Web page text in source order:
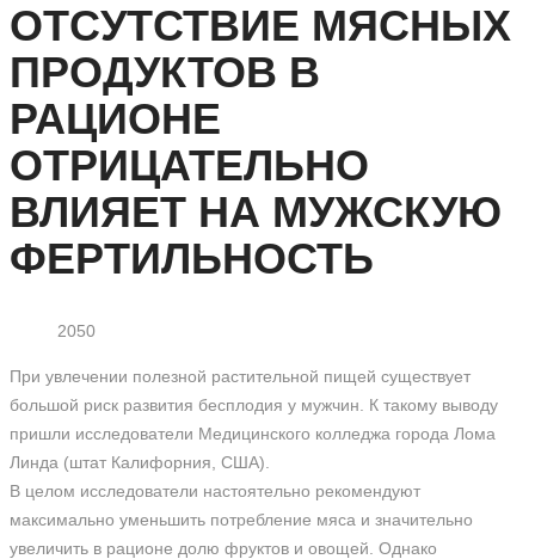
ОТСУТСТВИЕ МЯСНЫХ
ПРОДУКТОВ В
РАЦИОНЕ
ОТРИЦАТЕЛЬНО
ВЛИЯЕТ НА МУЖСКУЮ
ФЕРТИЛЬНОСТЬ
2050
При увлечении полезной растительной пищей существует
большой риск развития бесплодия у мужчин. К такому выводу
пришли исследователи Медицинского колледжа города Лома
Линда (штат Калифорния, США).
В целом исследователи настоятельно рекомендуют
максимально уменьшить потребление мяса и значительно
увеличить в рационе долю фруктов и овощей. Однако